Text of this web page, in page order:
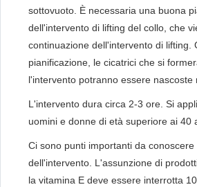
sottovuoto. È necessaria una buona
dell'intervento di lifting del collo, che
continuazione dell'intervento di lifting.
pianificazione, le cicatrici che si
l'intervento potranno essere nascoste
L'intervento dura circa 2-3 ore. Si
uomini e donne di età superiore ai 40
Ci sono punti importanti da conoscere
dell'intervento. L'assunzione di
la vitamina E deve essere interrotta